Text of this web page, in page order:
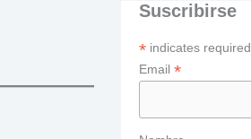
Suscribirse
* indicates required
Email*